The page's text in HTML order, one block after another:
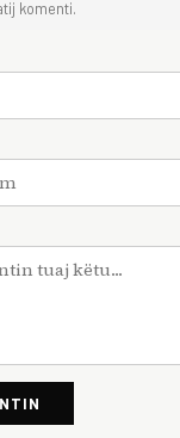
komenti.